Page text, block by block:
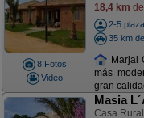
8 Fotos
Video
18,4 km
2-5
35 km
Marjal
más
gran
Masia
Casa